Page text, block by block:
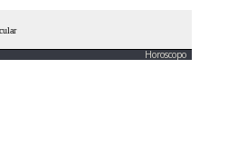
Horoscopo